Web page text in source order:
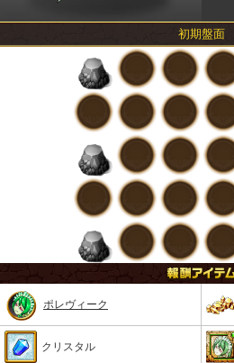
初期盤面
ポレヴィーク
クリスタル